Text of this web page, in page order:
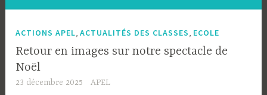
ACTIONS APEL ,ACTUALITÉS DES CLASSES ECOLE
Retour en images sur notre spectacle de
Noël
23 décembre 2025 APEL